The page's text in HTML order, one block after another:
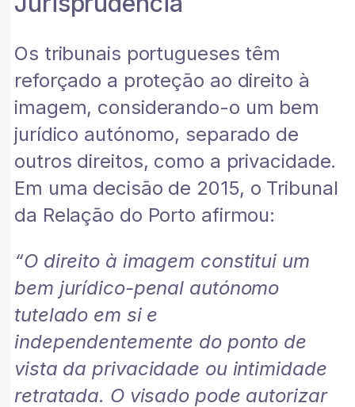
Os tribunais portugueses têm
reforçado a proteção ao direito à
imagem, considerando-o um bem
jurídico autónomo, separado de
outros direitos, como a privacidade.
Em uma decisão de 2015, o Tribunal
da Relação do Porto afirmou:
“O direito à imagem constitui um
bem jurídico-penal autónomo
tutelado em si e
independentemente do ponto de
vista da privacidade ou intimidade
retratada. O visado pode autorizar